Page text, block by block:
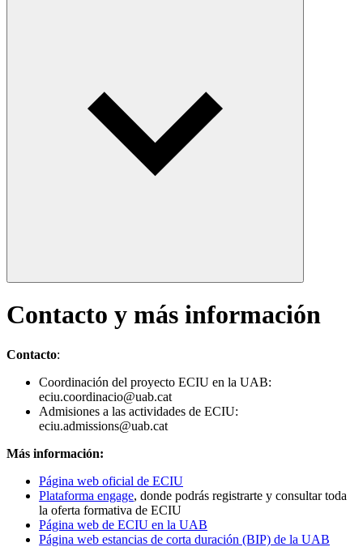
Contacto y más información
Contacto:
Coordinación del proyecto ECIU en la UAB:
eciu.coordinacio@uab.cat
Admisiones a las actividades de ECIU:
eciu.admissions@uab.cat
Más información:
Página web oficial de ECIU
Plataforma engage, donde podrás registrarte y consultar toda
la oferta formativa de ECIU
Página web de ECIU en la UAB
Página web estancias de corta duración (BIP) de la UAB